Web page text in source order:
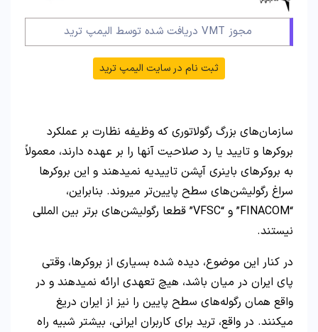
مجوز VMT دریافت شده توسط الیمپ ترید
ثبت نام در سایت الیمپ ترید
سازمان‌های بزرگ رگولاتوری که وظیفه نظارت بر عملکرد
بروکرها و تایید یا رد صلاحیت آنها را بر عهده دارند، معمولاً
به بروکرهای باینری آپشن تاییدیه نمیدهند و این بروکرها
سراغ رگولیشن‌های سطح پایین‌تر میروند. بنابراین،
“FINACOM” و “VFSC” قطعا رگولیشن‌های برتر بین المللی
نیستند.
در کنار این موضوع، دیده شده بسیاری از بروکرها، وقتی
پای ایران در میان باشد، هیچ تعهدی ارائه نمیدهند و در
واقع همان رگوله‌های سطح پایین را نیز از ایران دریغ
میکنند. در واقع، ترید برای کاربران ایرانی، بیشتر شبیه راه